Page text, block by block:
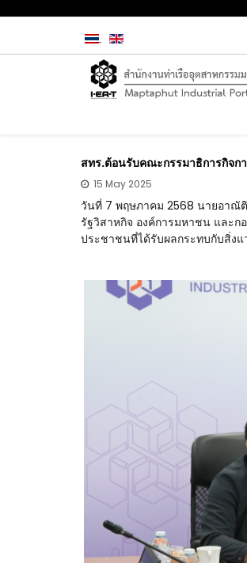
สทร.ต้อนรับคณะกรรมาธิการกิจก
15 May 2025
วันที่ 7 พฤษภาคม 2568 นายอาณั
รัฐวิสาหกิจ องค์การมหาชน และก
ประชาชนที่ได้รับผลกระทบกับสิ่งแ